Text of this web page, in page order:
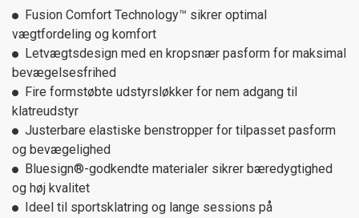
Fusion Comfort Technology™ sikrer optimal
vægtfordeling og komfort
Letvægtsdesign med en kropsnær pasform for maksimal
bevægelsesfrihed
Fire formstøbte udstyrsløkker for nem adgang til
klatreudstyr
Justerbare elastiske benstropper for tilpasset pasform
og bevægelighed
Bluesign®-godkendte materialer sikrer bæredygtighed
og høj kvalitet
Ideel til sportsklatring og lange sessions på